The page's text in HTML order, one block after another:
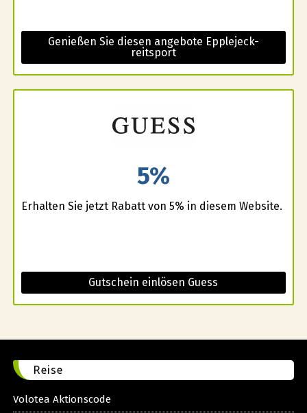
Genießen Sie diesen angebote Epplejeck-
reitsport
5%
Erhalten Sie jetzt Rabatt von 5% in diesem Website.
Gutschein einlösen Guess
Reise
Volotea Aktionscode